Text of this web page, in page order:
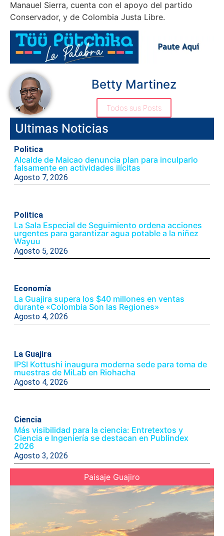
Manauel Sierra, cuenta con el apoyo del partido
Conservador, y de Colombia Justa Libre.
Betty Martinez
Todos sus Posts
Ultimas Noticias
Politica
Alcalde de Maicao denuncia plan para inculparlo
falsamente en actividades ilícitas
Agosto 7, 2026
Politica
La Sala Especial de Seguimiento ordena acciones
urgentes para garantizar agua potable a la niñez
Wayuu
Agosto 5, 2026
Economía
La Guajira supera los $40 millones en ventas
durante «Colombia Son las Regiones»
Agosto 4, 2026
La Guajira
IPSI Kottushi inaugura moderna sede para toma de
muestras de MiLab en Riohacha
Agosto 4, 2026
Ciencia
Más visibilidad para la ciencia: Entretextos y
Ciencia e Ingeniería se destacan en Publindex
2026
Agosto 3, 2026
Paisaje Guajiro